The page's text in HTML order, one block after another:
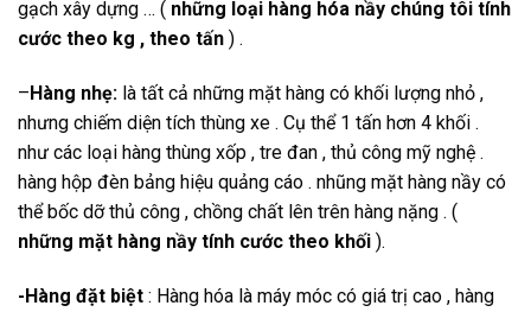
gạch xây dựng … ( những loại hàng hóa nầy chúng tôi tính
cước theo kg , theo tấn ) .
–Hàng nhẹ: là tất cả những mặt hàng có khối lượng nhỏ ,
nhưng chiếm diện tích thùng xe . Cụ thể 1 tấn hơn 4 khối .
như các loại hàng thùng xốp , tre đan , thủ công mỹ nghệ .
hàng hộp đèn bảng hiệu quảng cáo . nhũng mặt hàng nầy có
thể bốc dỡ thủ công , chồng chất lên trên hàng nặng . (
những mặt hàng nầy tính cước theo khối ).
-Hàng đặt biệt : Hàng hóa là máy móc có giá trị cao , hàng